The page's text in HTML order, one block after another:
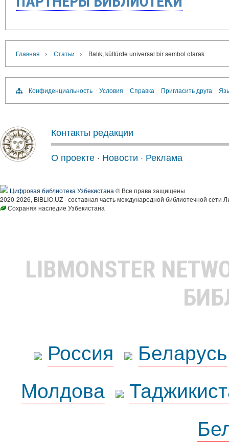
Главная › Статьи › Balık, kültürde universal bir sembol olarak
Конфиденциальность Условия Справка Пригласить друга
Контакты редакции
О проекте · Новости · Реклама
Цифровая библиотека Узбекистана © Все права защищены
2020-2026, BIBLIO.UZ - составная часть международной библиотечной сети
Сохраняя наследие Узбекистана
LIBMONSTER
Россия
Беларусь
Молдова